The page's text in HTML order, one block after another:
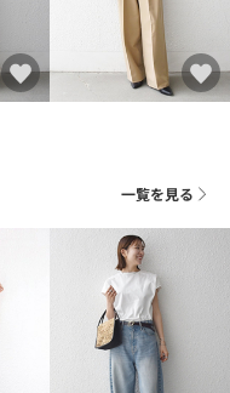
一覧を見る